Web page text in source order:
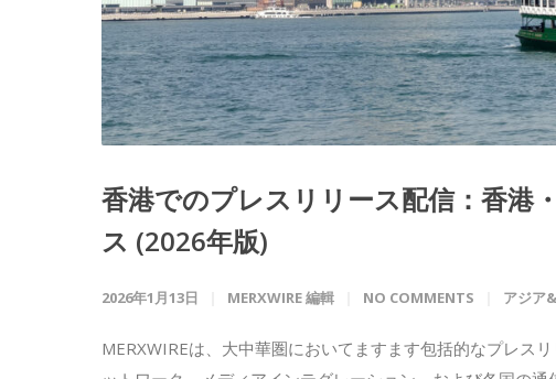
香港でのプレスリリース配信：香港
ス (2026年版)
2026年1月13日 MERXWIRE 編輯 NO COMMENTS アジア
MERXWIREは、大中華圏においてますます包括的なプレス